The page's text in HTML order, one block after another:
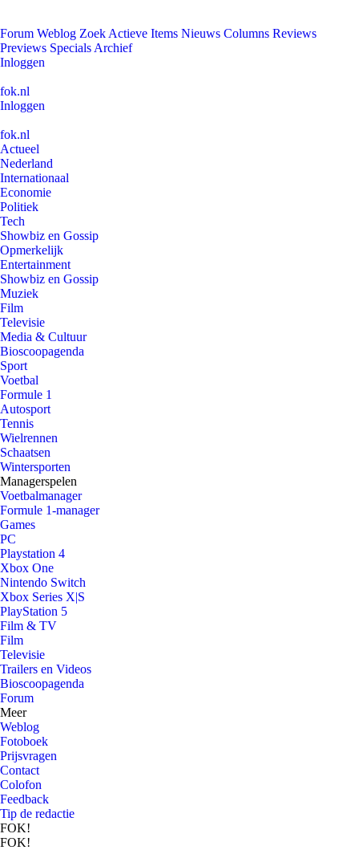
Forum Weblog Zoek Actieve Items Nieuws Columns Reviews
Previews Specials Archief
Inloggen
fok.nl
Inloggen
fok.nl
Actueel
Nederland
Internationaal
Economie
Politiek
Tech
Showbiz en Gossip
Opmerkelijk
Entertainment
Showbiz en Gossip
Muziek
Film
Televisie
Media & Cultuur
Bioscoopagenda
Sport
Voetbal
Formule 1
Autosport
Tennis
Wielrennen
Schaatsen
Wintersporten
Managerspelen
Voetbalmanager
Formule 1-manager
Games
PC
Playstation 4
Xbox One
Nintendo Switch
Xbox Series X|S
PlayStation 5
Film & TV
Film
Televisie
Trailers en Videos
Bioscoopagenda
Forum
Meer
Weblog
Fotoboek
Prijsvragen
Contact
Colofon
Feedback
Tip de redactie
FOK!
FOK!